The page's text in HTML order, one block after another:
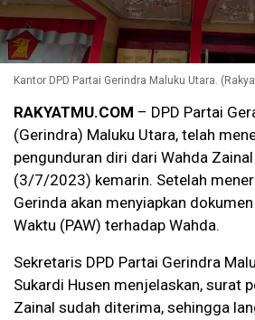
Kantor DPD Partai Gerindra Maluku Utara.
RAKYATMU.COM – DPD Partai
(Gerindra) Maluku Utara, telah
pengunduran diri dari Wahda
(3/7/2023) kemarin. Setelah
Gerinda akan menyiapkan
Waktu (PAW) terhadap Wahda.
Sekretaris DPD Partai Gerindra
Sukardi Husen menjelaskan, surat
Zainal sudah diterima, sehingga